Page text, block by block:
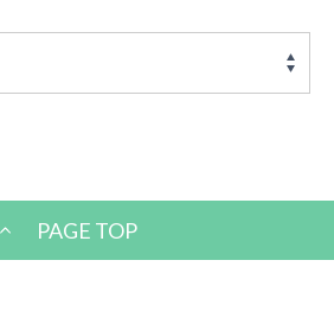
PAGE TOP